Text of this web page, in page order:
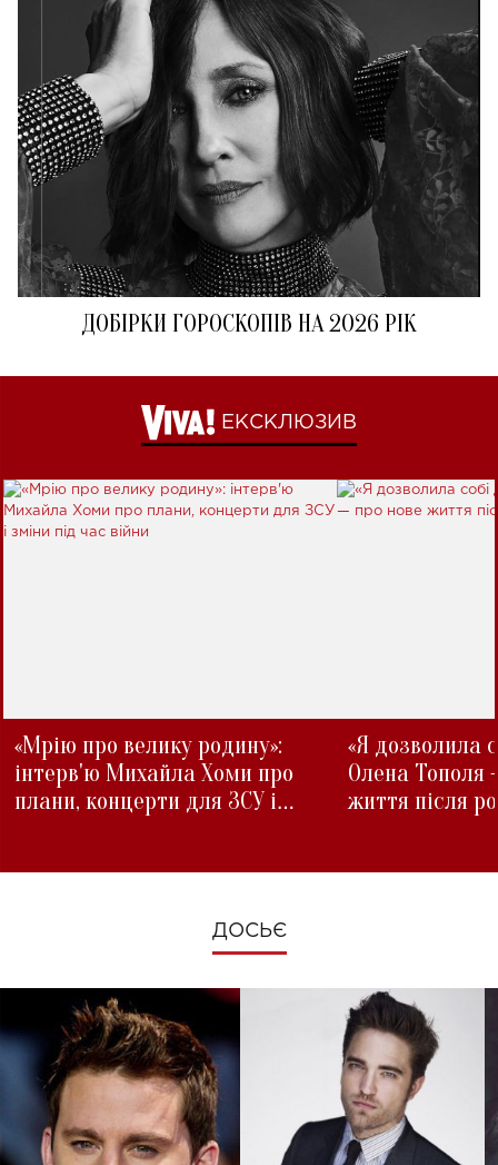
ДОБІРКИ ГОРОСКОПІВ НА 2026 РІК
ЕКСКЛЮЗИВ
«Мрію про велику родину»:
інтерв'ю Михайла Хоми про
плани, концерти для ЗСУ і
«Я дозволила
Олена Тополя
життя після
ДОСЬЄ